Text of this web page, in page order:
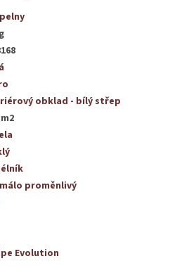
obklad - bílý střep
proměnlivý
Evolution